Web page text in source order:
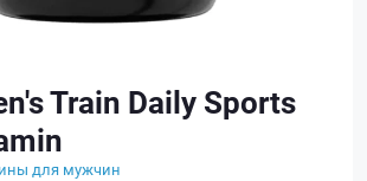
Train Daily Sports
для мужчин